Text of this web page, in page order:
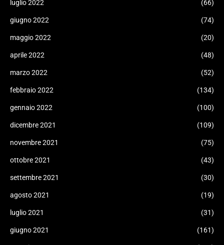
luglio 2022 (66)
giugno 2022 (74)
maggio 2022 (20)
aprile 2022 (48)
marzo 2022 (52)
febbraio 2022 (134)
gennaio 2022 (100)
dicembre 2021 (109)
novembre 2021 (75)
ottobre 2021 (43)
settembre 2021 (30)
agosto 2021 (19)
luglio 2021 (31)
giugno 2021 (161)